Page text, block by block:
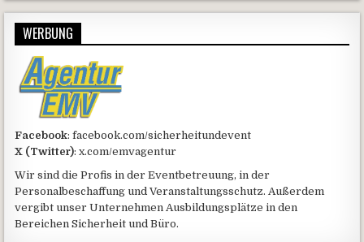
WERBUNG
Facebook: facebook.com/sicherheitundevent
X (Twitter): x.com/emvagentur
Wir sind die Profis in der Eventbetreuung, in der
Personalbeschaffung und Veranstaltungsschutz. Außerdem
vergibt unser Unternehmen Ausbildungsplätze in den
Bereichen Sicherheit und Büro.